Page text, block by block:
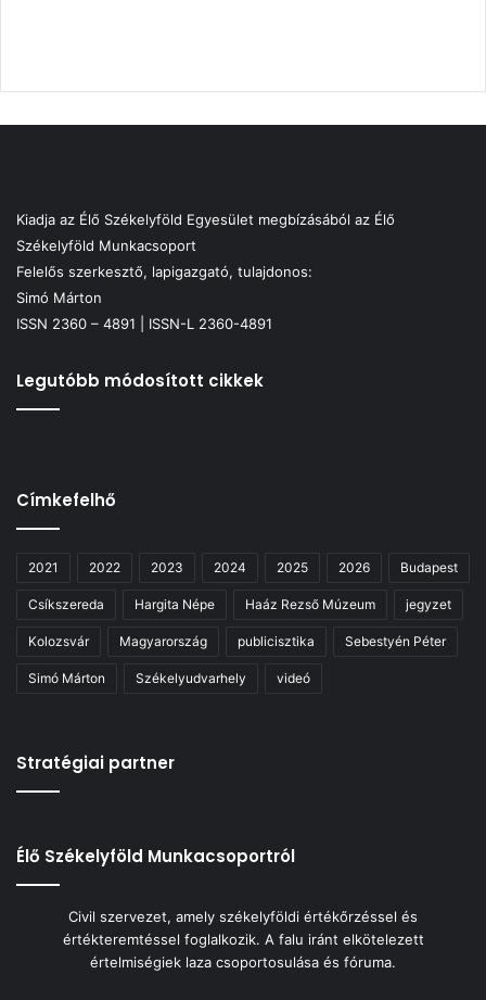
Kiadja az Élő Székelyföld Egyesület megbízásából az Élő
Székelyföld Munkacsoport
Felelős szerkesztő, lapigazgató, tulajdonos:
Simó Márton
ISSN 2360 – 4891 | ISSN-L 2360-4891
Legutóbb módosított cikkek
Címkefelhő
2021 2022 2023 2024 2025 2026 Budapest
Csíkszereda Hargita Népe Haáz Rezső Múzeum jegyzet
Kolozsvár Magyarország publicisztika Sebestyén Péter
Simó Márton Székelyudvarhely videó
Stratégiai partner
Élő Székelyföld Munkacsoportról
Civil szervezet, amely székelyföldi értékőrzéssel és
értékteremtéssel foglalkozik. A falu iránt elkötelezett
értelmiségiek laza csoportosulása és fóruma.